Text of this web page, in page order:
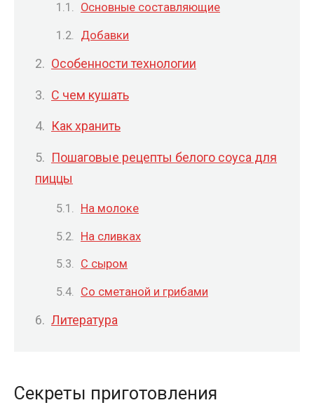
Основные составляющие
Добавки
Особенности технологии
С чем кушать
Как хранить
Пошаговые рецепты белого соуса для
пиццы
На молоке
На сливках
С сыром
Со сметаной и грибами
Литература
Секреты приготовления